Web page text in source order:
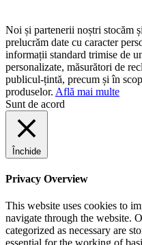
Noi și partenerii noștri stocăm
prelucrăm date cu caracter
informații standard trimise de
personalizate, măsurători de
publicul-țintă, precum și în
produselor. Află mai multe
Sunt de acord
Închide
Privacy Overview
This website uses cookies to
navigate through the website.
categorized as necessary are